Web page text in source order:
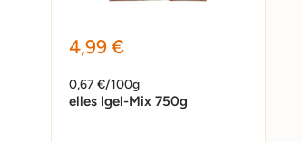
Sonderpreis
4,99 €
0,67 €/100g
elles Igel-Mix 750g